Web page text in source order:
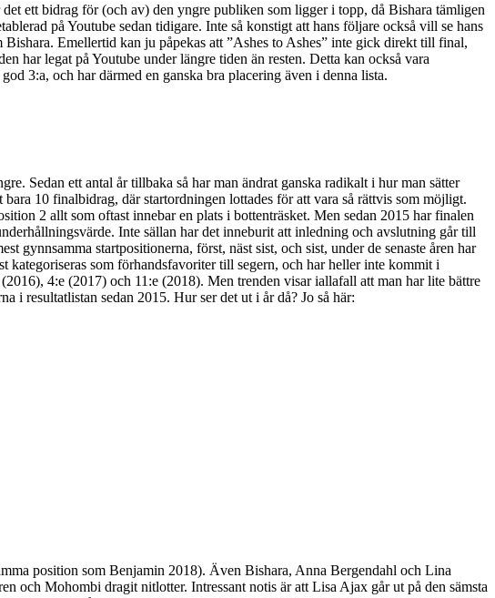
ett bidrag för (och av) den yngre publiken som ligger i topp, då Bishara tämligen
på Youtube sedan tidigare. Inte så konstigt att hans följare också vill se hans
Emellertid kan ju påpekas att ”Ashes to Ashes” inte gick direkt till final,
har legat på Youtube under längre tiden än resten. Detta kan också vara
3:a, och har därmed en ganska bra placering även i denna lista.
Sedan ett antal år tillbaka så har man ändrat ganska radikalt i hur man sätter
10 finalbidrag, där startordningen lottades för att vara så rättvis som möjligt.
2 allt som oftast innebar en plats i bottenträsket. Men sedan 2015 har finalen
Inte sällan har det inneburit att inledning och avslutning går till
gynnsamma startpositionerna, först, näst sist, och sist, under de senaste åren har
som förhandsfavoriter till segern, och har heller inte kommit i
4:e (2017) och 11:e (2018). Men trenden visar iallafall att man har lite bättre
i resultatlistan sedan 2015. Hur ser det ut i år då? Jo så här:
position som Benjamin 2018). Även Bishara, Anna Bergendahl och Lina
och Mohombi dragit nitlotter. Intressant notis är att Lisa Ajax går ut på den sämsta